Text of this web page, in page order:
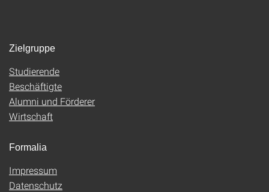
Zielgruppe
Studierende
Beschäftigte
Alumni und Förderer
Wirtschaft
Formalia
Impressum
Datenschutz